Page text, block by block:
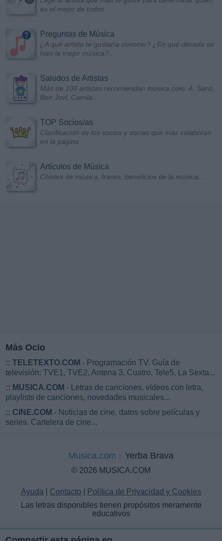
es el mejor de todos
Preguntas de Música
¿A qué artista te gustaría conocer? ¿En qué década se
hizo la mejor música?...
Saludos de Artistas
Más de 100 artistas recomiendan musica.com: A. Sanz,
Bon Jovi, Camila...
TOP Socios/as
Clasificación de los socios y socias que más colaboran
en la página
Artículos de Música
Chistes de música, frases, beneficios de la música...
Más Ocio
:: TELETEXTO.COM - Programación TV. Guía de
televisión: TVE1, TVE2, Antena 3, Cuatro, Tele5, La Sexta...
:: MUSICA.COM - Letras de canciones, vídeos con letra,
playlists de canciones, novedades musicales...
:: CINE.COM - Noticias de cine, datos sobre películas y
series. Cartelera de cine...
Musica.com Yerba Brava
© 2026 MUSICA.COM
Ayuda Contacto
Política de Privacidad y Cookies
Las letras disponibles tienen propósitos meramente
educativos